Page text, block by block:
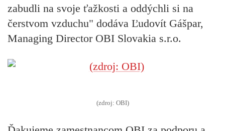
zabudli na svoje ťažkosti a oddýchli si na
čerstvom vzduchu" dodáva Ľudovít Gášpar,
Managing Director OBI Slovakia s.r.o.
(zdroj: OBI)